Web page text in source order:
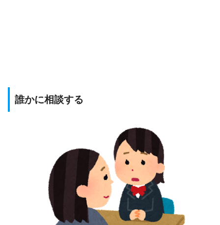
誰かに相談する